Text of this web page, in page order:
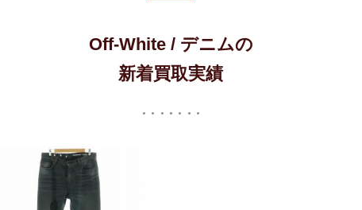
Off-White / デニムの
新着買取実績